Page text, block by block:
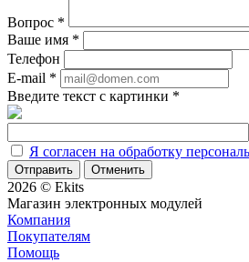
Вопрос *
Ваше имя *
Телефон
E-mail *
Введите текст с картинки *
Я согласен на обработку
Отменить
2026 © Ekits
Магазин электронных модулей
Компания
Покупателям
Помощь